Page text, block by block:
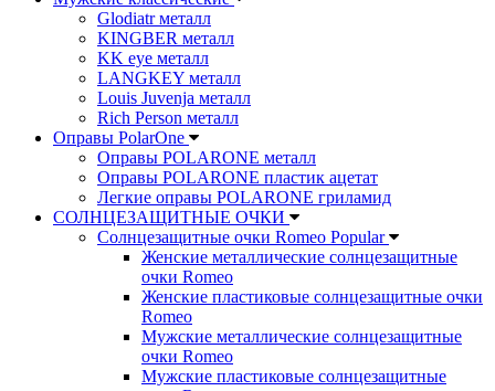
Glodiatr металл
KINGBER металл
KK eye металл
LANGKEY металл
Louis Juvenja металл
Rich Person металл
Оправы PolarOne
Оправы POLARONE металл
Оправы POLARONE пластик ацетат
Легкие оправы POLARONE гриламид
СОЛНЦЕЗАЩИТНЫЕ ОЧКИ
Солнцезащитные очки Romeo Popular
Женские металлические солнцезащитные
очки Romeo
Женские пластиковые солнцезащитные очки
Romeo
Мужские металлические солнцезащитные
очки Romeo
Мужские пластиковые солнцезащитные